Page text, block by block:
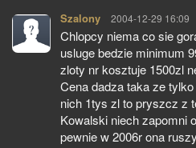
Szalony pisze:
2004-12-29 16:09
Chlopcy niema co sie
usluge bedzie minimum
zloty nr kosztuje 1500zl
Cena dadza taka ze
nich 1tys zl to pryszcz z
Kowalski niech zapomni
pewnie w 2006r ona